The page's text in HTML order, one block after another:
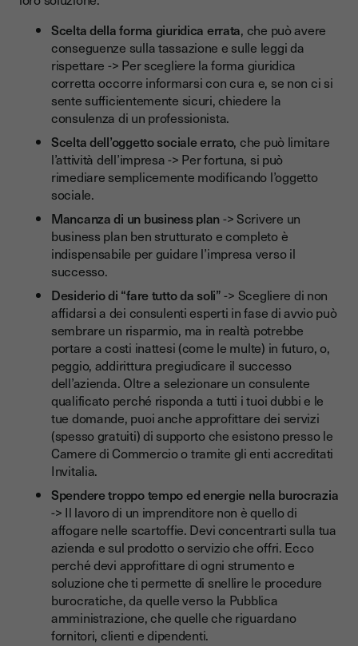
Scelta della forma giuridica errata, che può avere
conseguenze sulla tassazione e sulle leggi da
rispettare -> Per scegliere la forma giuridica
corretta occorre informarsi con cura e, se non ci si
sente sufficientemente sicuri, chiedere la
consulenza di un professionista.
Scelta dell’oggetto sociale errato, che può limitare
l’attività dell’impresa -> Per fortuna, si può
rimediare semplicemente modificando l’oggetto
sociale.
Mancanza di un business plan-> Scrivere un
business plan ben strutturato e completo è
indispensabile per guidare l’impresa verso il
successo.
Desiderio di “fare tutto da soli”-> Scegliere di non
affidarsi a dei consulenti esperti in fase di avvio può
sembrare un risparmio, ma in realtà potrebbe
portare a costi inattesi (come le multe) in futuro, o,
peggio, addirittura pregiudicare il successo
dell’azienda. Oltre a selezionare un consulente
qualificato perché risponda a tutti i tuoi dubbi e le
tue domande, puoi anche approfittare dei servizi
(spesso gratuiti) di supporto che esistono presso le
Camere di Commercio o tramite gli enti accreditati
Invitalia.
Spendere troppo tempo ed energie nella burocrazia
-> Il lavoro di un imprenditore non è quello di
affogare nelle scartoffie. Devi concentrarti sulla tua
azienda e sul prodotto o servizio che offri. Ecco
perché devi approfittare di ogni strumento e
soluzione che ti permette di snellire le procedure
burocratiche, da quelle verso la Pubblica
amministrazione, che quelle che riguardano
fornitori, clienti e dipendenti.